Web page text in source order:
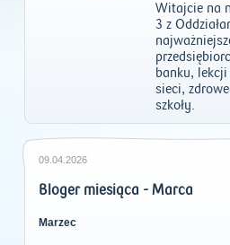
Witajcie na
3 z
banku, lekcji
sieci,
szkoły.
09.04.2026
Bloger miesiąca - Marca
Marzec